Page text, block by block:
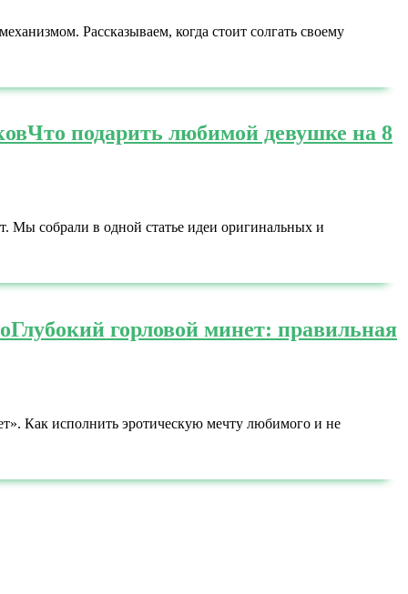
Рассказываем, когда стоит солгать своему
Что подарить любимой девушке на 8
Мы собрали в одной статье идеи оригинальных и
Глубокий горловой минет: правильная
Как исполнить эротическую мечту любимого и не